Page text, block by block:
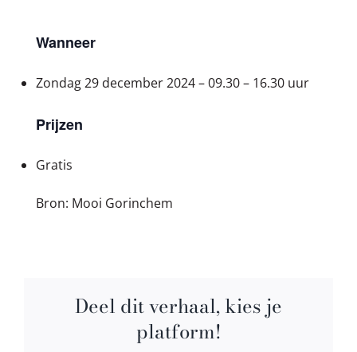
Wanneer
Zondag 29 december 2024 –09.30 – 16.30 uur
Prijzen
Gratis
Bron: Mooi Gorinchem
Deel dit verhaal, kies je
platform!